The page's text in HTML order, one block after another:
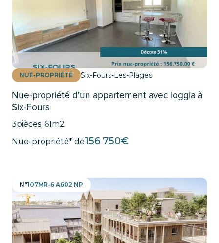
NUE-PROPRIÉTÉ Six-Fours-Les-Plages
Nue-propriété d'un appartement avec loggia à
Six-Fours
3pièces ·61 m2
Nue-propriété* de156 750€
N°107MR-6 A602 NP